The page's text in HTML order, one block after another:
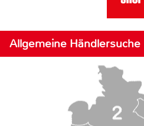
Allgemeine Händlersuche